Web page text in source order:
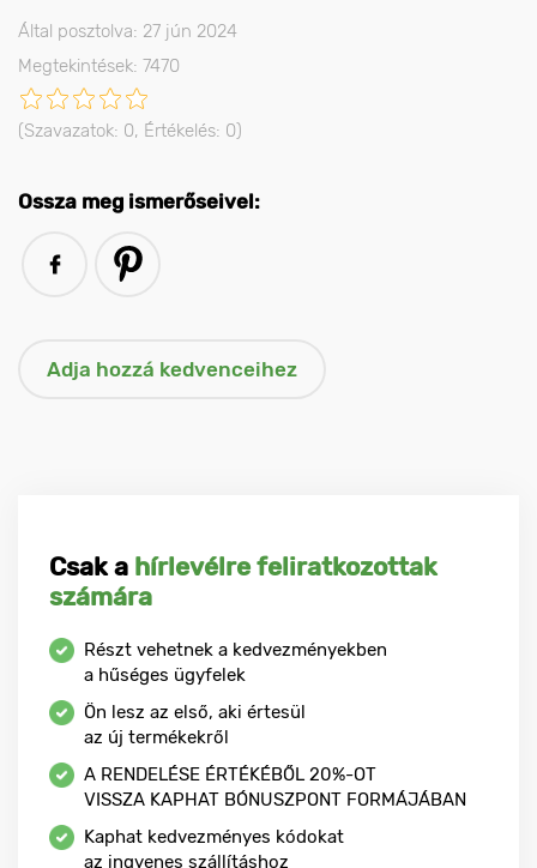
Által posztolva: 27 jún 2024
Megtekintések: 7470
(Szavazatok: 0, Értékelés: 0)
Ossza meg ismerőseivel:
Csak a hírlevélre feliratkozottak
számára
Részt vehetnek a kedvezményekben
a hűséges ügyfelek
Ön lesz az első, aki értesül
az új termékekről
A RENDELÉSE ÉRTÉKÉBŐL 20%-OT
VISSZA KAPHAT BÓNUSZPONT FORMÁJÁBAN
Kaphat kedvezményes kódokat
az ingyenes szállításhoz